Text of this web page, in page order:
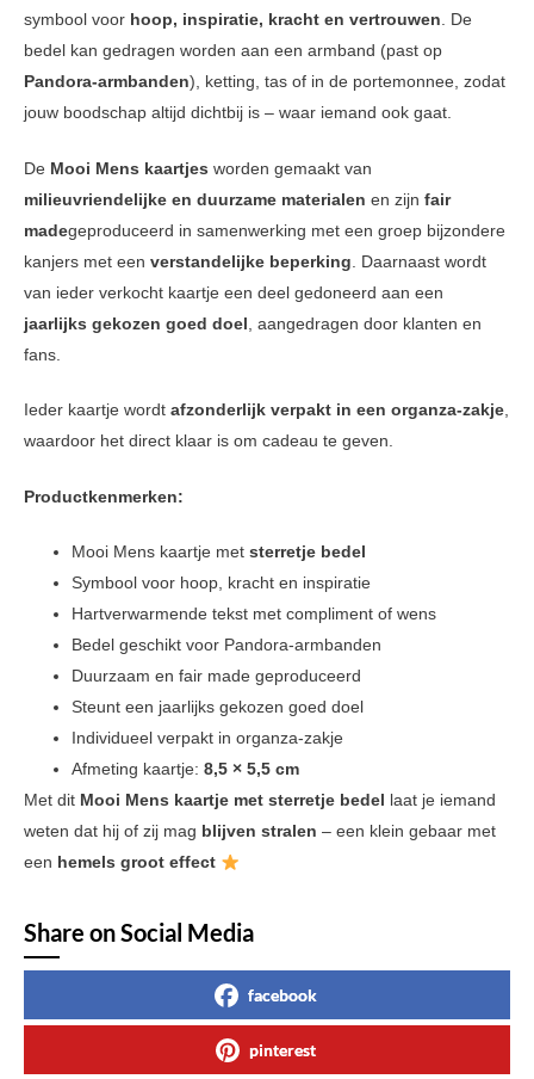
symbool voor hoop, inspiratie, kracht en vertrouwen. De
bedel kan gedragen worden aan een armband (past op
Pandora-armbanden), ketting, tas of in de portemonnee, zodat
jouw boodschap altijd dichtbij is – waar iemand ook gaat.
De Mooi Mens kaartjes worden gemaakt van
milieuvriendelijke en duurzame materialen en zijn fair
madegeproduceerd in samenwerking met een groep bijzondere
kanjers met een verstandelijke beperking . Daarnaast wordt
van ieder verkocht kaartje een deel gedoneerd aan een
jaarlijks gekozen goed doel
, aangedragen door klanten en
fans.
Ieder kaartje wordt afzonderlijk verpakt in een organza-zakje,
waardoor het direct klaar is om cadeau te geven.
Productkenmerken:
Mooi Mens kaartje met sterretje bedel
Symbool voor hoop, kracht en inspiratie
Hartverwarmende tekst met compliment of wens
Bedel geschikt voor Pandora-armbanden
Duurzaam en fair made geproduceerd
Steunt een jaarlijks gekozen goed doel
Individueel verpakt in organza-zakje
Afmeting kaartje: 8,5 × 5,5 cm
Met dit Mooi Mens kaartje met sterretje bedel
laat je iemand
weten dat hij of zij mag blijven stralen – een klein gebaar met
een hemels groot effect
Share on Social Media
facebook
pinterest